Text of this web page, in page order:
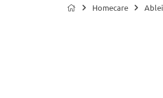
Homecare